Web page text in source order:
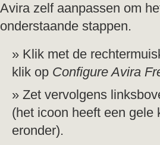
Avira zelf aanpassen om
onderstaande stappen.
Klik met de
klik op Configure Avira
Zet vervolgens
(het icoon heeft een
eronder).